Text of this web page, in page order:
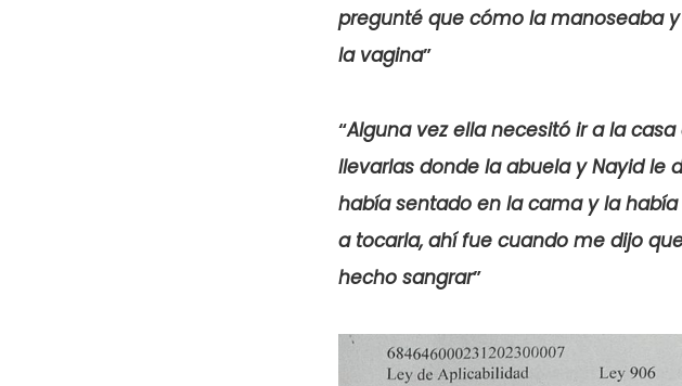
pregunté que cómo la manoseaba
la vagina”
“Alguna vez ella necesitó ir a la
llevarlas donde la abuela y Nayid le
había sentado en la cama y la
a tocarla, ahí fue cuando me dijo
hecho sangrar”